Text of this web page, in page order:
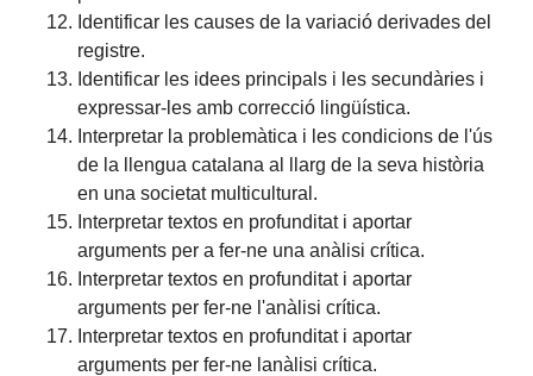
Identificar les causes de la variació derivades del
registre.
Identificar les idees principals i les secundàries i
expressar-les amb correcció lingüística.
Interpretar la problemàtica i les condicions de l'ús
de la llengua catalana al llarg de la seva història
en una societat multicultural.
Interpretar textos en profunditat i aportar
arguments per a fer-ne una anàlisi crítica.
Interpretar textos en profunditat i aportar
arguments per fer-ne l'anàlisi crítica.
Interpretar textos en profunditat i aportar
arguments per fer-ne lanàlisi crítica.